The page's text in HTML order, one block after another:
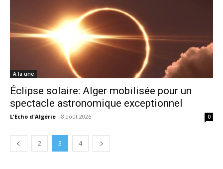
A la une
Éclipse solaire: Alger mobilisée pour un
spectacle astronomique exceptionnel
L'Echo d'Algérie - 8 août 2026 0
2 3 4